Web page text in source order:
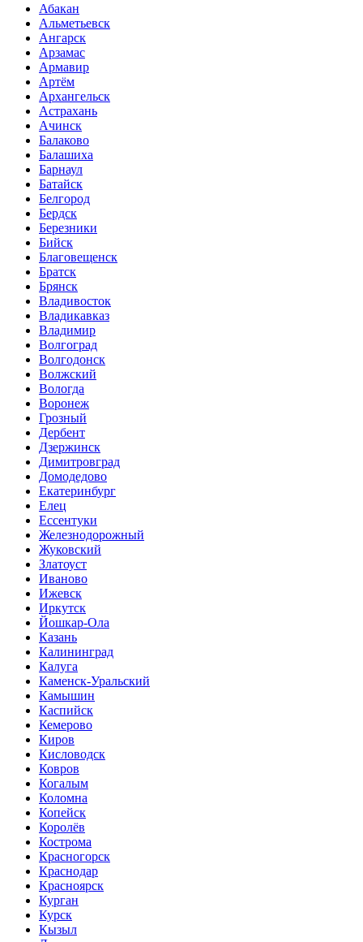
Абакан
Альметьевск
Ангарск
Арзамас
Армавир
Артём
Архангельск
Астрахань
Ачинск
Балаково
Балашиха
Барнаул
Батайск
Белгород
Бердск
Березники
Бийск
Благовещенск
Братск
Брянск
Владивосток
Владикавказ
Владимир
Волгоград
Волгодонск
Волжский
Вологда
Воронеж
Грозный
Дербент
Дзержинск
Димитровград
Домодедово
Екатеринбург
Елец
Ессентуки
Железнодорожный
Жуковский
Златоуст
Иваново
Ижевск
Иркутск
Йошкар-Ола
Казань
Калининград
Калуга
Каменск-Уральский
Камышин
Каспийск
Кемерово
Киров
Кисловодск
Ковров
Когалым
Коломна
Копейск
Королёв
Кострома
Красногорск
Краснодар
Красноярск
Курган
Курск
Кызыл